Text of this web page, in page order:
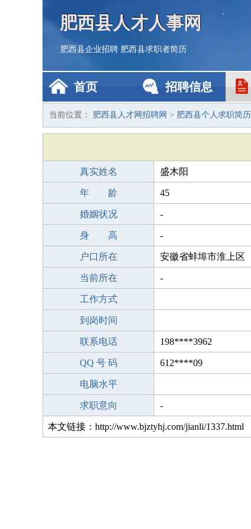
肥西县人才人事网
肥西县企业招聘 肥西县求职者简历
首页 招聘信息
当前位置： 肥西县人才网招聘网 > 肥西县个人求职简历
真实姓名 盛木阳
年 龄 45
婚姻状况 -
身 高 -
户口所在 安徽省蚌埠市淮上区
当前所在 -
工作方式
到岗时间
联系电话 198****3962
QQ 号 码 612****09
电脑水平
求职意向 -
本文链接：http://www.bjztyhj.com/jianli/1337.html